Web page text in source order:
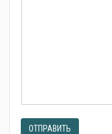
ОТПРАВИТЬ